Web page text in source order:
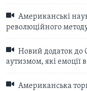
Американські
революційного
Новий додаток до
аутизмом, які емоції
Американська